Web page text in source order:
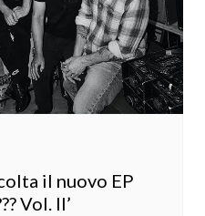
il nuovo EP
Vol. II’